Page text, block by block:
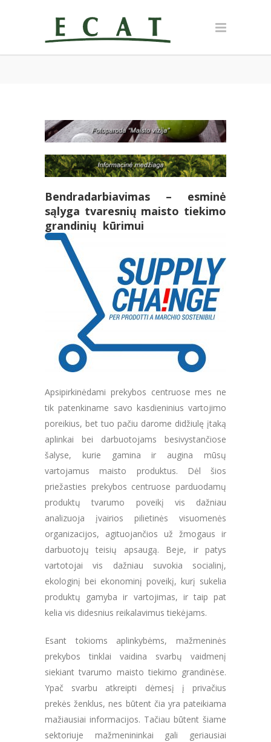
Bendradarbiavimas – esminė
sąlyga tvaresnių maisto tiekimo
grandinių kūrimui
Apsipirkinėdami prekybos centruose mes ne
tik patenkiname savo kasdieninius vartojimo
poreikius, bet tuo pačiu darome didžiulę įtaką
aplinkai bei darbuotojams besivystančiose
šalyse, kurie gamina ir augina mūsų
vartojamus maisto produktus. Dėl šios
priežasties prekybos centruose parduodamų
produktų tvarumo poveikį vis dažniau
analizuoja įvairios pilietinės visuomenės
organizacijos, agituojančios už žmogaus ir
darbuotojų teisių apsaugą. Beje, ir patys
vartotojai vis dažniau suvokia socialinį,
ekologinį bei ekonominį poveikį, kurį sukelia
produktų gamyba ir vartojimas, ir taip pat
kelia vis didesnius reikalavimus tiekėjams.
Esant tokioms aplinkybėms, mažmeninės
prekybos tinklai vaidina svarbų vaidmenį
siekiant tvarumo maisto tiekimo grandinėse.
Ypač svarbu atkreipti dėmesį į privačius
prekės ženklus, nes būtent čia yra pateikiama
mažiausiai informacijos. Tačiau būtent šiame
sektoriuje mažmenininkai gali geriausiai